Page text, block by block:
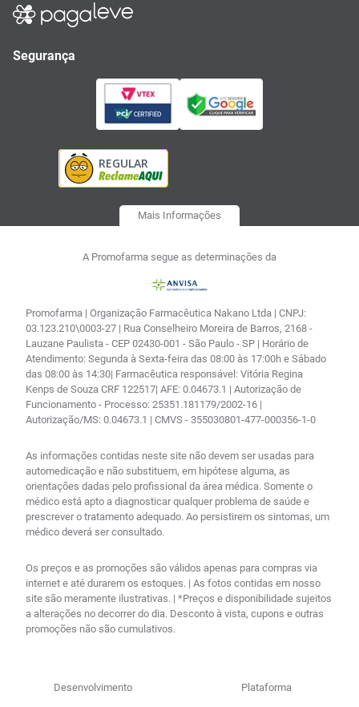
Segurança
Mais Informações
A Promofarma segue as determinações da
Promofarma | Organização Farmacêutica Nakano Ltda | CNPJ:
03.123.210\0003-27 | Rua Conselheiro Moreira de Barros, 2168 -
Lauzane Paulista - CEP 02430-001 - São Paulo - SP | Horário de
Atendimento: Segunda à Sexta-feira das 08:00 às 17:00h e Sábado
das 08:00 às 14:30| Farmacêutica responsável: Vitória Regina
Kenps de Souza CRF 122517| AFE: 0.04673.1 | Autorização de
Funcionamento - Processo: 25351.181179/2002-16 |
Autorização/MS: 0.04673.1 | CMVS - 355030801-477-000356-1-0
As informações contidas neste site não devem ser usadas para
automedicação e não substituem, em hipótese alguma, as
orientações dadas pelo profissional da área médica. Somente o
médico está apto a diagnosticar qualquer problema de saúde e
prescrever o tratamento adequado. Ao persistirem os sintomas, um
médico deverá ser consultado.
Os preços e as promoções são válidos apenas para compras via
internet e até durarem os estoques. | As fotos contidas em nosso
site são meramente ilustrativas. | *Preços e disponibilidade sujeitos
a alterações no decorrer do dia. Desconto à vista, cupons e outras
promoções não são cumulativos.
Desenvolvimento Plataforma